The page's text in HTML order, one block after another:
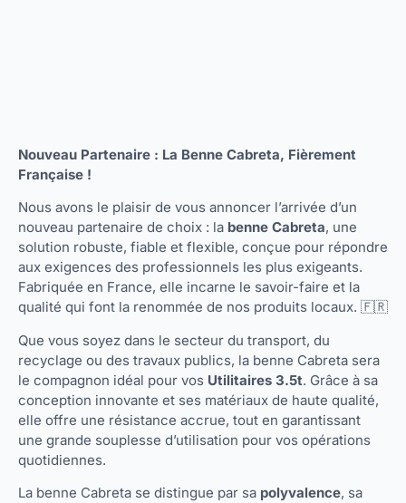
Nouveau Partenaire : La Benne Cabreta, Fièrement
Française !
Nous avons le plaisir de vous annoncer l’arrivée d’un
nouveau partenaire de choix : la benne Cabreta, une
solution robuste, fiable et flexible, conçue pour répondre
aux exigences des professionnels les plus exigeants.
Fabriquée en France, elle incarne le savoir-faire et la
qualité qui font la renommée de nos produits locaux. 🇫🇷
Que vous soyez dans le secteur du transport, du
recyclage ou des travaux publics, la benne Cabreta sera
le compagnon idéal pour vos Utilitaires 3.5t. Grâce à sa
conception innovante et ses matériaux de haute qualité,
elle offre une résistance accrue, tout en garantissant
une grande souplesse d’utilisation pour vos opérations
quotidiennes.
La benne Cabreta se distingue par sa polyvalence, sa